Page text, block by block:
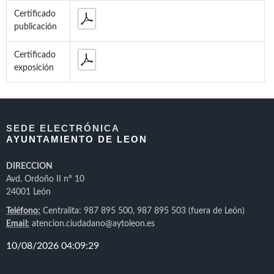
Certificado
publicación
Certificado
exposición
SEDE ELECTRÓNICA
AYUNTAMIENTO DE LEON
DIRECCION
Avd. Ordoño II nº 10
24001 León
Teléfono: Centralita: 987 895 500, 987 895 503 (fuera de León)
Email: atencion.ciudadano@aytoleon.es